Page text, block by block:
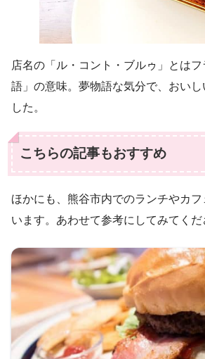
店名の「ル・コント・ブルゥ」とは
語」の意味。夢物語な気分で、おいし
した。
こちらの記事もおすすめ
ほかにも、熊谷市内でのランチやカ
います。あわせて参考にしてみてくだ